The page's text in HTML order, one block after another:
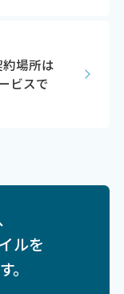
場所は
ビスで
ルを
。